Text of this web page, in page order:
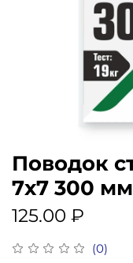
(0)
Поводок
7х7 300
125.00 ₽